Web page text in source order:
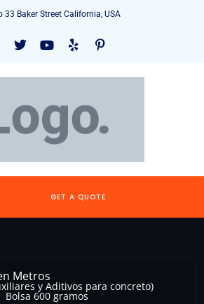
33 Baker Street California, USA
GET A QUOTE
Metros
y Aditivos para concreto)
Bolsa 600 gramos